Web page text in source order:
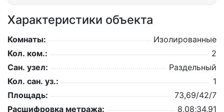
Характеристики объекта
Комнаты:
Изолированные
Кол. ком.:
2
Сан. узел:
Раздельный
Кол. сан. уз.:
1
Площадь:
73,69/42/7
Расшифровка метража:
8,08;34,91